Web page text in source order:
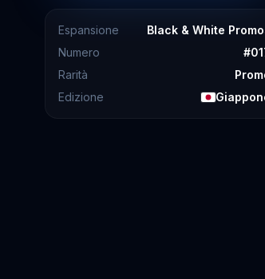
Espansione
Black & White
Numero
#
Rarità
Edizione